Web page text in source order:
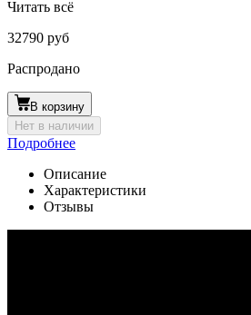
Читать всё
32790 руб
Распродано
В корзину
Нет в наличии
Подробнее
Описание
Характеристики
Отзывы